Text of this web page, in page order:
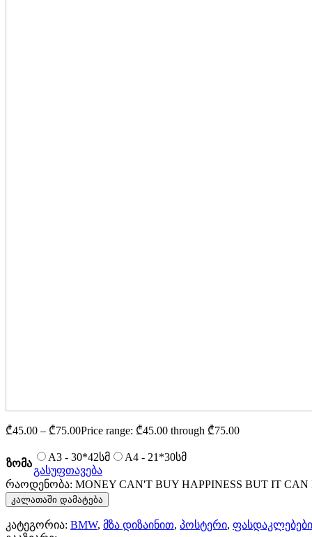
₾45.00 – ₾75.00Price range: ₾45.00 through ₾75.00
ზომა
A3 - 30*42სმ
A4 - 21*30სმ
გასუფთავება
რაოდენობა: MONEY CAN'T BUY HAPPINESS BUT IT CAN
კალათაში დამატება
კატეგორია: BMW, მზა დიზაინით, პოსტერი, ფასდაკლებები